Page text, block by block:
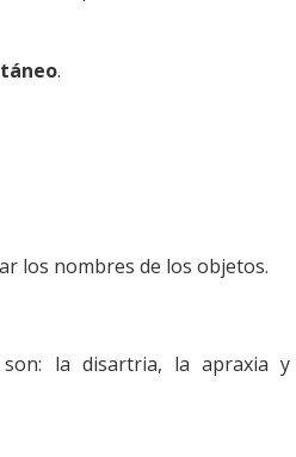
.
los nombres de los objetos.
la disartria, la apraxia